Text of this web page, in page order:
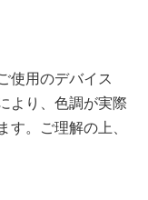
使用のデバイス
より、色調が実際
す。ご理解の上、